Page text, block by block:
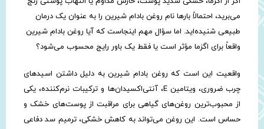
می‌برید، احتمالاً بارها نام روغن بادام شیرین را به عنوان یک درمان
طبیعی شنیده‌اید. اما سؤال مهم اینجاست که آیا روغن بادام شیرین
واقعاً برای اگزما مؤثر است یا فقط یک باور رایج محسوب می‌شود؟
واقعیت این است که روغن بادام شیرین به دلیل داشتن اسیدهای
چرب ضروری، ویتامین E، آنتی‌اکسیدان‌ها و ترکیبات نرم‌کننده، یکی
از محبوب‌ترین روغن‌های گیاهی برای مراقبت از پوست‌های خشک و
حساس است. این روغن می‌تواند به کاهش خشکی، ترمیم سد دفاعی